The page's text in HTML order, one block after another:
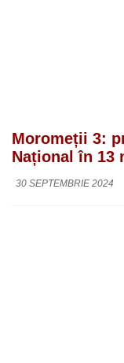
Moromeții 3:
Național în 13
30 SEPTEMBRIE 2024